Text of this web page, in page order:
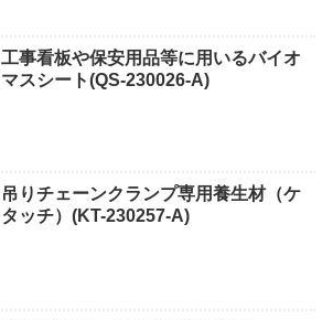
工事看板や保安用品等に用いるバイオ
マスシート(QS-230026-A)
吊りチェーンクランプ専用養生材（ケ
タッチ）(KT-230257-A)